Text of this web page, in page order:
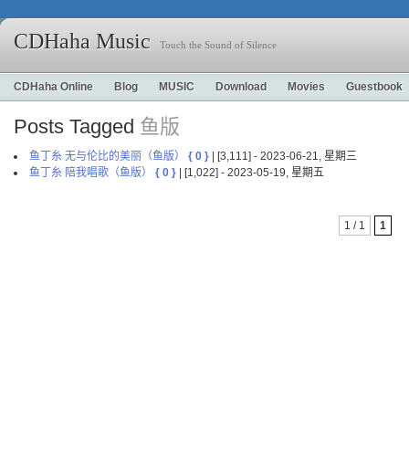
CDHaha Music Touch the Sound of Silence
CDHaha Online Blog MUSIC Download Movies Guestbook
Posts Tagged 鱼版
鱼丁糸 无与伦比的美丽（鱼版） { 0 } | [3,111] - 2023-06-21, 星期三
鱼丁糸 陪我唱歌（鱼版）
{ 0 } | [1,022] - 2023-05-19, 星期五
1 / 1 1